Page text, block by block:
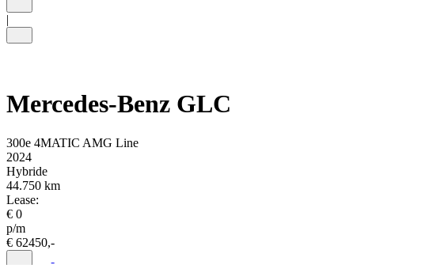
Vorige
|
Volgende
Mercedes-Benz GLC
300e 4MATIC AMG Line
2024
Hybride
44.750 km
Lease:
€ 0
p/m
€ 62450,-